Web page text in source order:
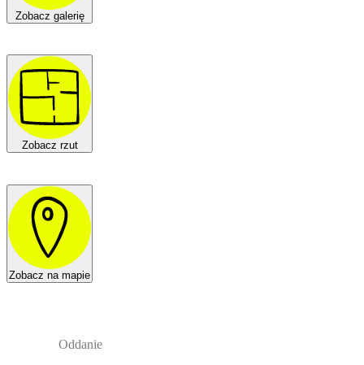
Zobacz galerię
Zobacz rzut
Zobacz na mapie
Oddanie